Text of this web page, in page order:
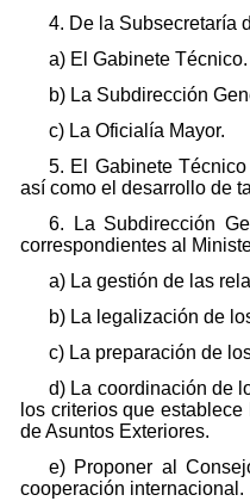
4. De la Subsecretaría
a) El Gabinete Técnico.
b) La Subdirección
c) La Oficialía Mayor.
5. El Gabinete
así como el desarrollo de
6. La Subdirección
correspondientes al
a) La gestión de las
b) La legalización de
c) La preparación de
d) La coordinación de
los criterios que
de Asuntos Exteriores.
e) Proponer al
cooperación internacional.